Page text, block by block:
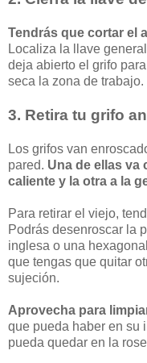
Tendrás que cortar el
Localiza la llave
deja abierto el grifo
seca la zona de trabajo.
3. Retira tu grifo
Los grifos van
pared. Una de ellas va
caliente y la otra a la
Para retirar el viejo,
Podrás desenroscar la
inglesa o una
que tengas que quitar
sujeción.
Aprovecha para
que pueda haber en su
pueda quedar en la